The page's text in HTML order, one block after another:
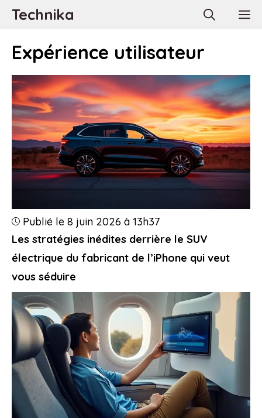
AllerTechnika
Expérience utilisateur
Les stratégies inédites derrière le SUV
électrique du fabricant de l’iPhone qui veut
vous séduire
Publié le 8 juin 2026 à 13h37